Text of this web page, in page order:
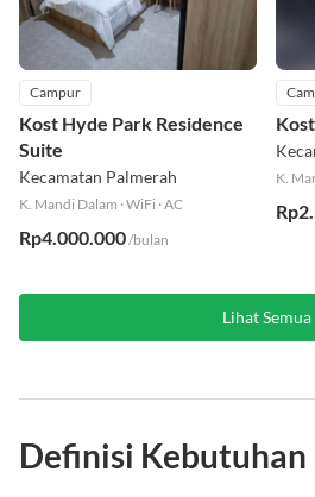
Campur
Kost Hyde Park Residence
Suite
Kecamatan Palmerah
K. Mandi Dalam ·WiFi ·AC
Rp4.000.000/bulan
K.
Lihat Semua
Definisi